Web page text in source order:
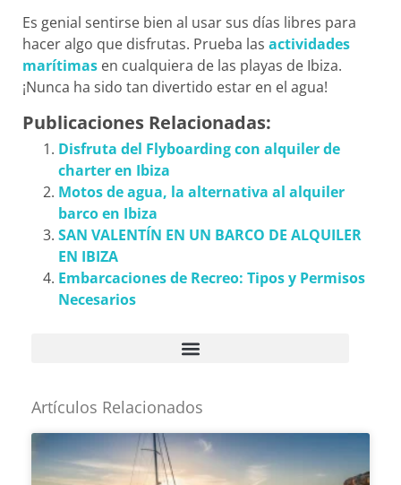
Es genial sentirse bien al usar sus días libres para
hacer algo que disfrutas. Prueba las actividades
marítimas en cualquiera de las playas de Ibiza.
¡Nunca ha sido tan divertido estar en el agua!
Publicaciones Relacionadas:
Disfruta del Flyboarding con alquiler de
charter en Ibiza
Motos de agua, la alternativa al alquiler
barco en Ibiza
SAN VALENTÍN EN UN BARCO DE ALQUILER
EN IBIZA
Embarcaciones de Recreo: Tipos y Permisos
Necesarios
Artículos Relacionados